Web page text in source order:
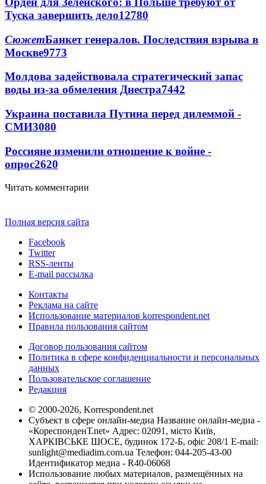
Туска завершить дело12780
СюжетБанкет генералов. Последствия взрыва в
Москве9773
Молдова задействовала стратегический запас
воды из-за обмеления Днестра7442
Украина поставила Путина перед дилеммой -
СМИ3080
Россияне изменили отношение к войне -
опрос2620
Читать комментарии
Полная версия сайта
Facebook
Twitter
RSS-ленты
E-mail рассылка
Контакты
Реклама на сайте
Использование материалов korrespondent.net
Правила пользования сайтом
Договор пользования сайтом
Политика в сфере конфиденциальности и персональных
данных
Пользовательское соглашение
Редакция
© 2000-2026, Korrespondent.net
Субъект в сфере онлайн-медиа Название онлайн-медиа -
«КореспонденТ.net» Адрес: 02091, місто Київ,
ХАРКІВСЬКЕ ШОСЕ, будинок 172-Б, офіс 208/1 E-mail:
sunlight@mediadim.com.ua Телефон: 044-205-43-00
Идентификатор медиа - R40-06068
Использование любых материалов, размещённых на